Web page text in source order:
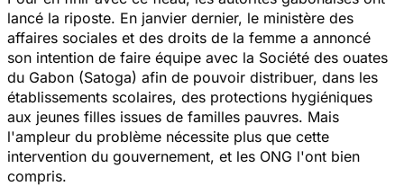
lancé la riposte. En janvier dernier, le ministère des
affaires sociales et des droits de la femme a annoncé
son intention de faire équipe avec la Société des ouates
du Gabon (Satoga) afin de pouvoir distribuer, dans les
établissements scolaires, des protections hygiéniques
aux jeunes filles issues de familles pauvres. Mais
l'ampleur du problème nécessite plus que cette
intervention du gouvernement, et les ONG l'ont bien
compris.